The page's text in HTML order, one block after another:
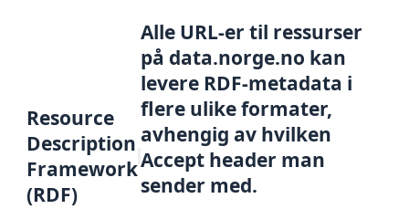
Resource
Description
Framework
(RDF)
Alle URL-er til ressurser
på data.norge.no kan
levere RDF-metadata i
flere ulike formater,
avhengig av hvilken
Accept header man
sender med.